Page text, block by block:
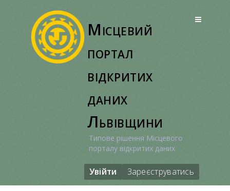
Місцевий
портал
відкритих
даних
Львівщини
Типове рішення Місцевого
порталу відкритих даних
Увійти Зареєструватись